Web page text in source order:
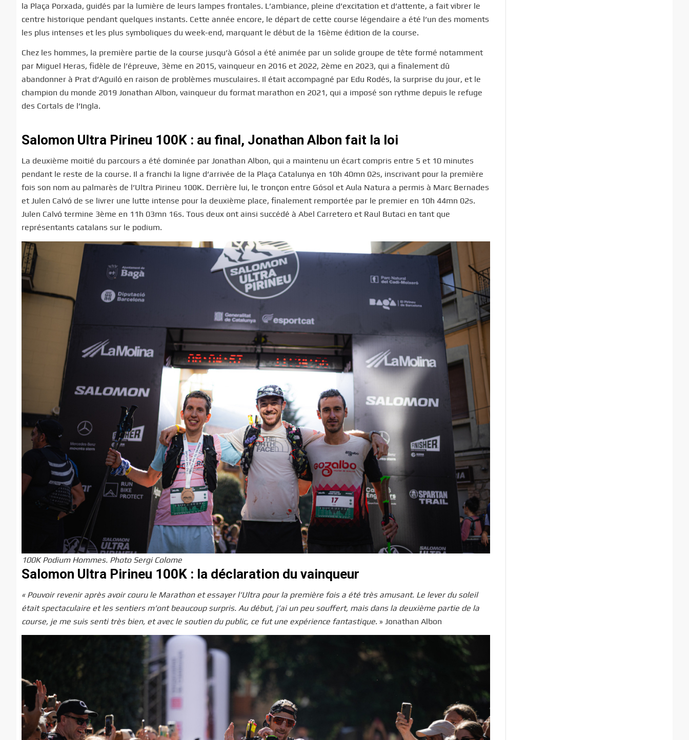
la Plaça Porxada, guidés par la lumière de leurs lampes frontales. L’ambiance, pleine d’excitation et d’attente, a fait vibrer le
centre historique pendant quelques instants. Cette année encore, le départ de cette course légendaire a été l’un des moments
les plus intenses et les plus symboliques du week-end, marquant le début de la 16ème édition de la course.
Chez les hommes, la première partie de la course jusqu’à Gósol a été animée par un solide groupe de tête formé notamment
par Miguel Heras, fidèle de l’épreuve, 3ème en 2015, vainqueur en 2016 et 2022, 2ème en 2023, qui a finalement dû
abandonner à Prat d’Aguiló en raison de problèmes musculaires. Il était accompagné par Edu Rodés, la surprise du jour, et le
champion du monde 2019 Jonathan Albon, vainqueur du format marathon en 2021, qui a imposé son rythme depuis le refuge
des Cortals de l’Ingla.
Salomon Ultra Pirineu 100K : au final, Jonathan Albon fait la loi
La deuxième moitié du parcours a été dominée par Jonathan Albon, qui a maintenu un écart compris entre 5 et 10 minutes
pendant le reste de la course. Il a franchi la ligne d’arrivée de la Plaça Catalunya en 10h 40mn 02s, inscrivant pour la première
fois son nom au palmarès de l’Ultra Pirineu 100K. Derrière lui, le tronçon entre Gósol et Aula Natura a permis à Marc Bernades
et Julen Calvó de se livrer une lutte intense pour la deuxième place, finalement remportée par le premier en 10h 44mn 02s.
Julen Calvó termine 3ème en 11h 03mn 16s. Tous deux ont ainsi succédé à Abel Carretero et Raul Butaci en tant que
représentants catalans sur le podium.
100K Podium Hommes. Photo Sergi Colome
Salomon Ultra Pirineu 100K : la déclaration du vainqueur
« Pouvoir revenir après avoir couru le Marathon et essayer l’Ultra pour la première fois a été très amusant. Le lever du soleil
était spectaculaire et les sentiers m’ont beaucoup surpris. Au début, j’ai un peu souffert, mais dans la deuxième partie de la
course, je me suis senti très bien, et avec le soutien du public, ce fut une expérience fantastique. » Jonathan Albon